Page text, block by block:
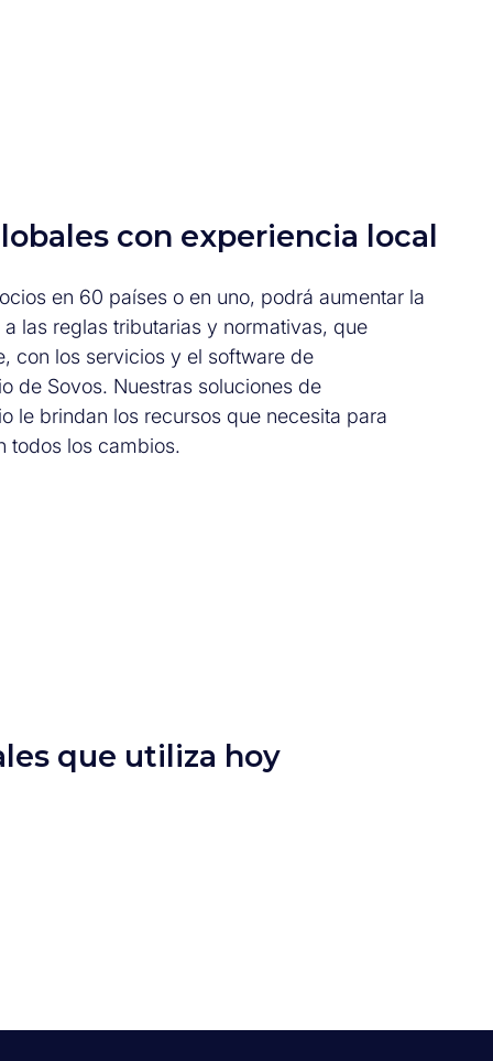
con experiencia local
en 60 países o en uno, podrá aumentar la
las reglas tributarias y normativas, que
con los servicios y el software de
de Sovos. Nuestras soluciones de
le brindan los recursos que necesita para
todos los cambios.
que utiliza hoy